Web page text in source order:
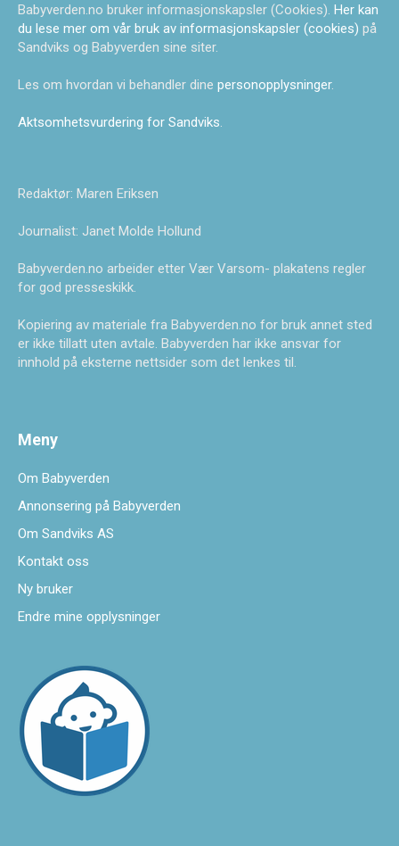
Babyverden.no bruker informasjonskapsler (Cookies). Her kan
du lese mer om vår bruk av informasjonskapsler (cookies) på
Sandviks og Babyverden sine siter.
Les om hvordan vi behandler dine personopplysninger.
Aktsomhetsvurdering for Sandviks
Redaktør: Maren Eriksen
Journalist: Janet Molde Hollund
Babyverden.no arbeider etter Vær Varsom- plakatens regler
for god presseskikk.
Kopiering av materiale fra Babyverden.no for bruk annet sted
er ikke tillatt uten avtale. Babyverden har ikke ansvar for
innhold på eksterne nettsider som det lenkes til.
Meny
Om Babyverden
Annonsering på Babyverden
Om Sandviks AS
Kontakt oss
Ny bruker
Endre mine opplysninger